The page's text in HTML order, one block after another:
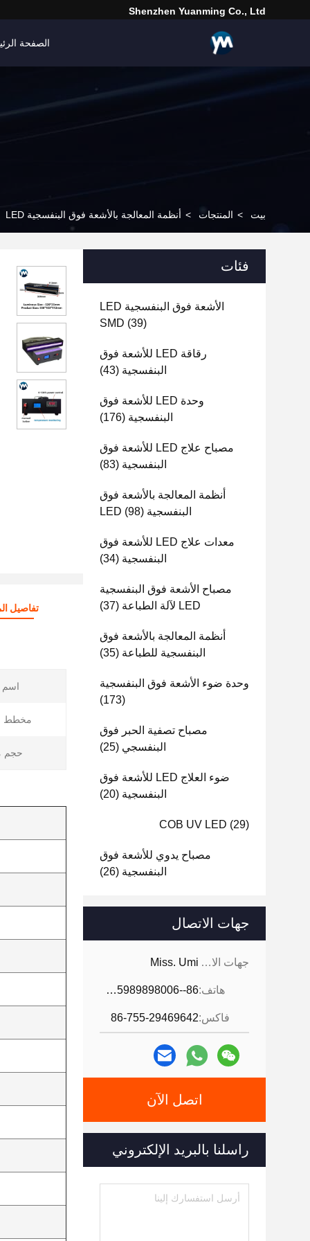
Shenzhen Yuanming Co., Ltd
الصفحة
بيت > المنتجات > أنظمة المعالجة بالأشعة فوق البنفسجية LED
فئات
الأشعة فوق البنفسجية LED
SMD (39)
رقاقة LED للأشعة فوق
البنفسجية (43)
وحدة LED للأشعة فوق
البنفسجية (176)
مصباح علاج LED للأشعة فوق
البنفسجية (83)
أنظمة المعالجة بالأشعة فوق
البنفسجية LED (98)
معدات علاج LED للأشعة فوق
البنفسجية (34)
مصباح الأشعة فوق البنفسجية
LED لآلة الطباعة
(37)
أنظمة المعالجة بالأشعة فوق
البنفسجية للطباعة (35)
وحدة ضوء الأشعة فوق البنفسجية
(173)
مصباح تصفية الحبر فوق
البنفسجي (25)
ضوء العلاج LED للأشعة فوق
البنفسجية (20)
COB UV LED (29)
مصباح يدوي للأشعة فوق
البنفسجية (26)
جهات الاتصال
جهات الاتصال: Miss. Umi
هاتف: 86--18926468268-15989898006
فاكس:86-755-29469642
اتصل الآن
راسلنا بالبريد الإلكتروني
تفاصيل
اسم
مخطط
حجم